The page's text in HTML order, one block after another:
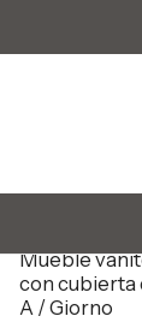
Mueble
con cubierta
A / Giorno